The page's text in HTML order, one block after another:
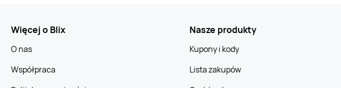
Więcej o Blix
O nas
Współpraca
Nasze produkty
Kupony i kody
Lista zakupów